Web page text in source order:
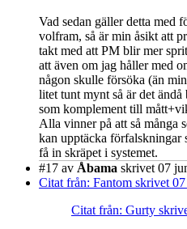
Vad sedan gäller detta med
volfram, så är min åsikt att
takt med att PM blir mer
att även om jag håller med
någon skulle försöka (än
litet tunt mynt så är det
som komplement till
Alla vinner på att så många
kan upptäcka förfalskningar
få in skräpet i systemet.
#17 av Åbama skrivet 07
Citat från: Fantom skrivet
Citat från: Gurty